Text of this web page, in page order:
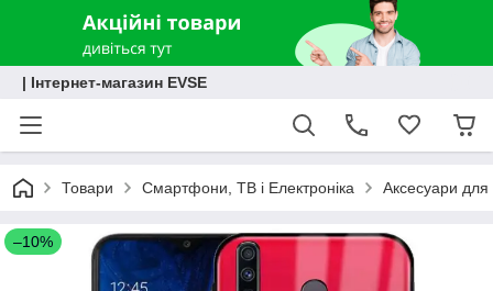
| Інтернет-магазин EVSE
Товари Смартфони, ТВ і Електроніка Аксесуари для
–10%